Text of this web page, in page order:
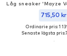
Låg sneaker 'Mayze
715,50 kr
Ordinarie pris: 1
Senaste lägsta pris: